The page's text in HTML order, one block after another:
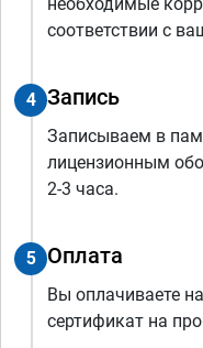
соответствии с
4 Запись
Записываем в
лицензионным
2-3 часа.
5 Оплата
Вы оплачиваете
сертификат на